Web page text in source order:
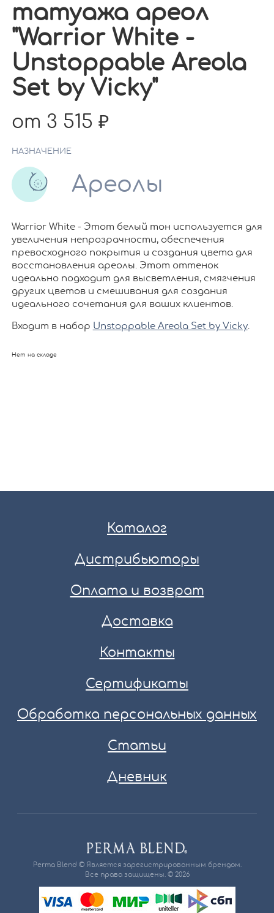
татуажа ареол
"Warrior White -
Unstoppable Areola
Set by Vicky"
от 3 515
НАЗНАЧЕНИЕ
Ареолы
Warrior White - Этот белый тон используется для
увеличения непрозрачности, обеспечения
превосходного покрытия и создания цвета для
восстановления ареолы. Этот оттенок
идеально подходит для высветления, смягчения
других цветов и смешивания для создания
идеального сочетания для ваших клиентов.
Входит в набор Unstoppable Areola Set by Vicky.
Нет на складе
Каталог
Дистрибьюторы
Оплата и возврат
Доставка
Контакты
Сертификаты
Обработка персональных данных
Статьи
Дневник
Perma Blend © Является зарегистрированным брендом.
Все права защищены. © 2026